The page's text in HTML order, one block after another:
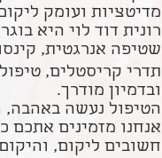
מדיטציות ועומק
רונית דוד לוי היא
שטיפה אנרגטית,
ובדמיון מודרך.
הטיפול נעשה באהבה,
אנחנו מזמינים
חשובים ליקום,